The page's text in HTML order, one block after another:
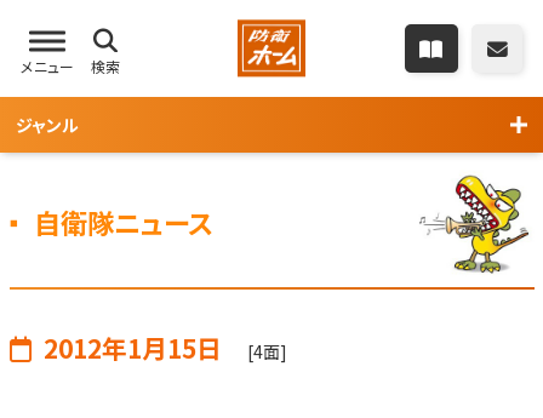
メニュー 検索
ジャンル
自衛隊ニュース
2012年1月15日 [4面]